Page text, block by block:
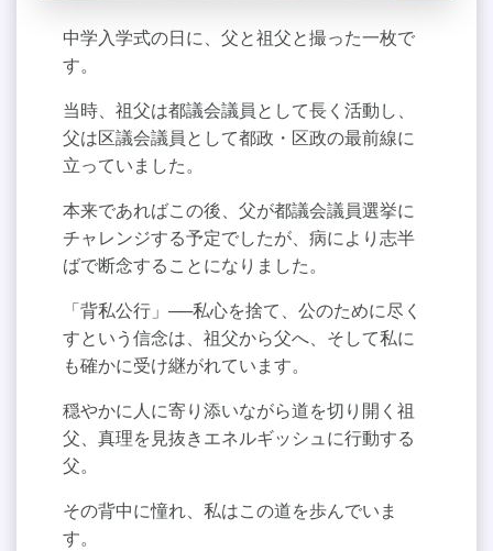
中学入学式の日に、父と祖父と撮った一枚で
す。
当時、祖父は都議会議員として長く活動し、
父は区議会議員として都政・区政の最前線に
立っていました。
本来であればこの後、父が都議会議員選挙に
チャレンジする予定でしたが、病により志半
ばで断念することになりました。
「背私公行」──私心を捨て、公のために尽く
すという信念は、祖父から父へ、そして私に
も確かに受け継がれています。
穏やかに人に寄り添いながら道を切り開く祖
父、真理を見抜きエネルギッシュに行動する
父。
その背中に憧れ、私はこの道を歩んでいま
す。